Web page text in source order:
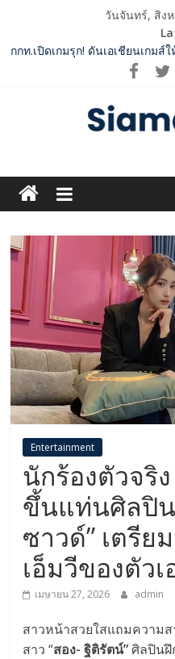
content
วันจันทร์, สิง
กกท.เปิดเกมรุก! ดันเอเชียนเกม
เครือข่ายโลก สร้างมูลค่าเศรษ
สุขภาพโลกโตทะลุล้านล้านดอล
‘RAKSAPHAN’ เปิดฉากคอลเล
รังสรรค์ “ผ้าลายน้ำไหล” สู่ชิ้นง
ภูมิปัญญาท้องถิ่นสู่สุนทรียภาพระ
SME D Bank ผนึกกำลัง สถาบันอ
Navigator” ชูยุทธศาสตร์ “แหล่ง
ททท. จับมือ TransNusa Airline –
ไทย–อินโดนีเซีย ดันไทยสู่จุดหมา
Tourism และ Muslim-Friendly
Siam
ฺีBusiness
Variety
Entertainment
นักร้องตัวจริ
ขึ้นแท่นศิลปิน
ซาวด์” เตรีย
เอ็มวีของตัวเ
เมษายน 27, 2026 admin
สาวหน้าสวยใสแถมความ
สาว “สอง- ฐิติรัตน์”ศิลปินฝึ